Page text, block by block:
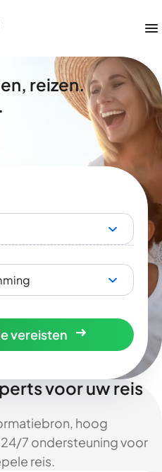
reizen.
vereisten
voor uw reis
hoog
7 ondersteuning voor
reis.